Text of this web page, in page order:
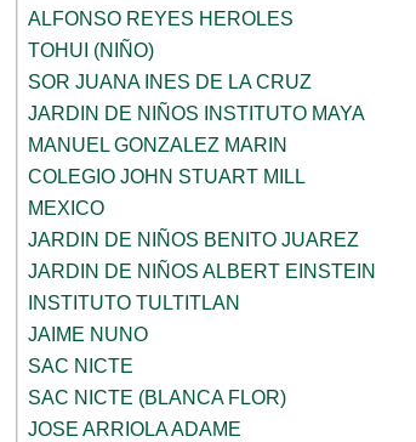
ALFONSO REYES HEROLES
TOHUI (NIÑO)
SOR JUANA INES DE LA CRUZ
JARDIN DE NIÑOS INSTITUTO MAYA
MANUEL GONZALEZ MARIN
COLEGIO JOHN STUART MILL
MEXICO
JARDIN DE NIÑOS BENITO JUAREZ
JARDIN DE NIÑOS ALBERT EINSTEIN
INSTITUTO TULTITLAN
JAIME NUNO
SAC NICTE
SAC NICTE (BLANCA FLOR)
JOSE ARRIOLA ADAME